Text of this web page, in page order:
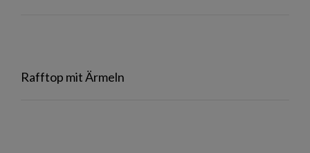
Rafftop mit Ärmeln